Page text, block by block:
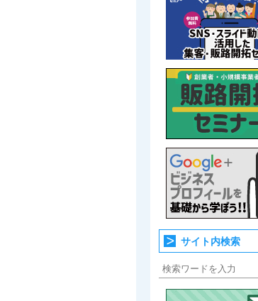
サイト内検索